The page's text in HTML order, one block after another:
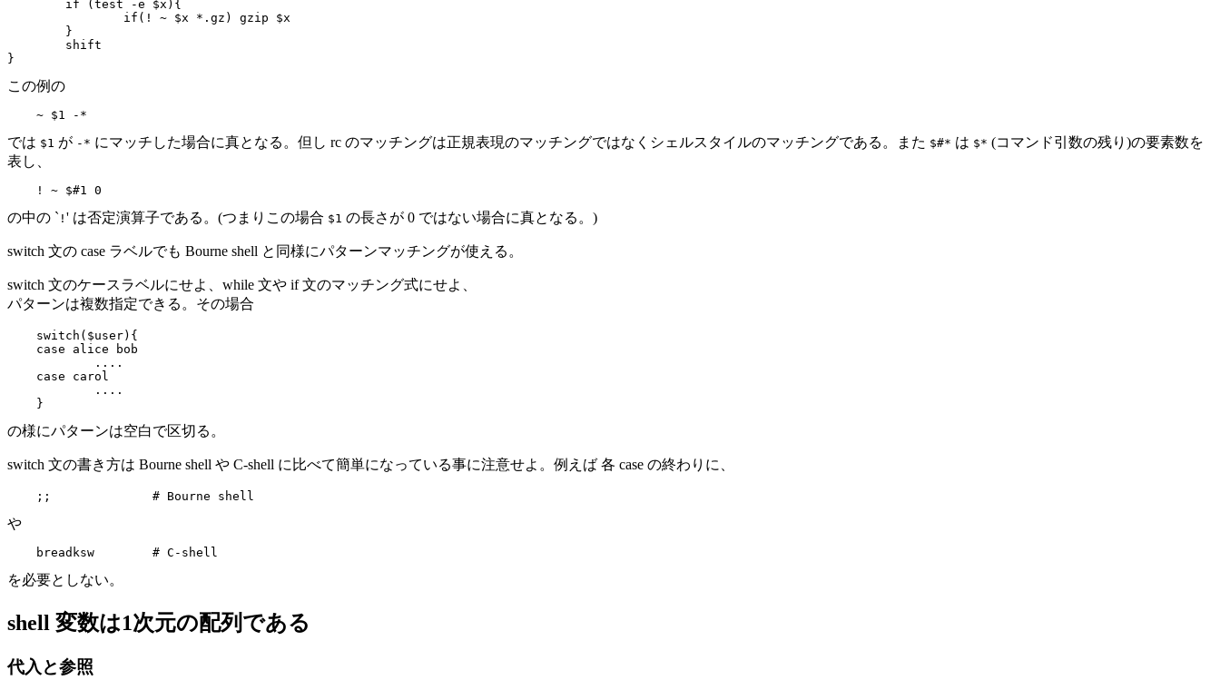
この例の
では $1 が -* にマッチした場合に真となる。但し rc のマッチングは正規表現のマッチングではなくシェルスタイルのマッチングである。また $#* は $* (コマンド引数の残り)の要素数を
表し、
の中の ` ! ' は否定演算子である。(つまりこの場合 $1 の長さが 0 ではない場合に真となる。)
switch 文の case ラベルでも Bourne shell と同様にパターンマッチングが使える。
switch 文のケースラベルにせよ、while 文や if 文のマッチング式にせよ、
パターンは複数指定できる。その場合
switch($user){
case alice bob
case carol
の様にパターンは空白で区切る。
switch 文の書き方は Bourne shell や C-shell に比べて簡単になっている事に注意せよ。例えば 各 case の終わりに、
や
を必要としない。
shell 変数は1次元の配列である
代入と参照